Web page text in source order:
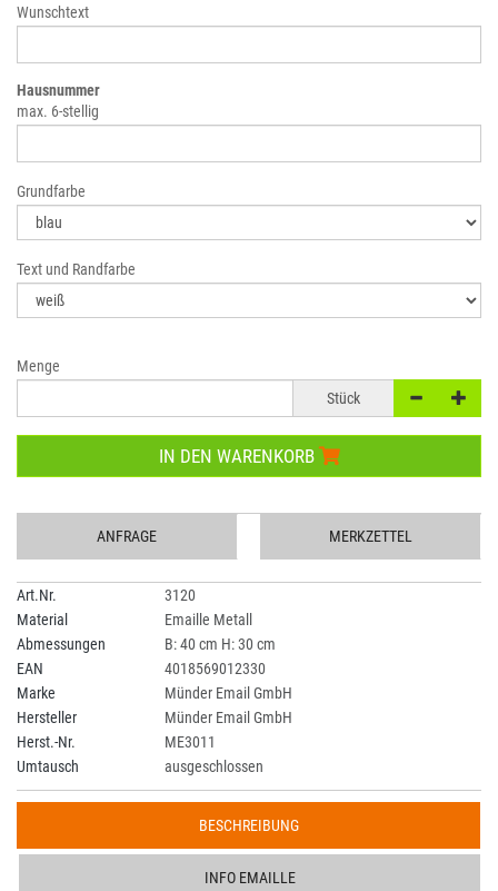
Wunschtext
Hausnummer
max. 6-stellig
Grundfarbe
Text und Randfarbe
Menge
Stück
IN DEN WARENKORB
ANFRAGE MERKZETTEL
Art.Nr.
3120
Material
Emaille Metall
Abmessungen
B: 40 cm H: 30 cm
EAN
4018569012330
Marke
Münder Email GmbH
Hersteller
Münder Email GmbH
Herst.-Nr.
ME3011
Umtausch
ausgeschlossen
BESCHREIBUNG
INFO EMAILLE